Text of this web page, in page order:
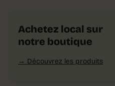
Achetez local sur
notre boutique
Découvrez les produits